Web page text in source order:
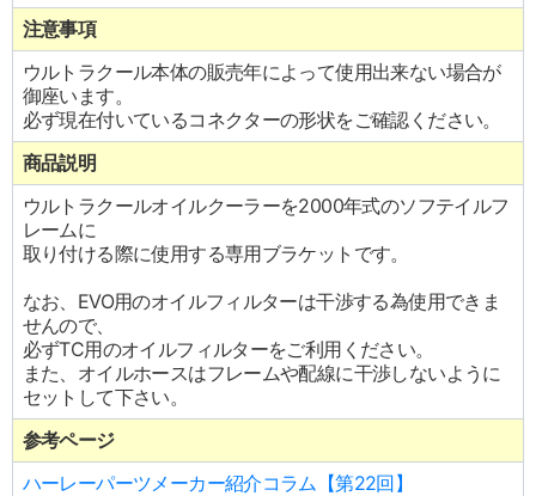
注意事項
ウルトラクール本体の販売年によって使用出来ない場合が
御座います。
必ず現在付いているコネクターの形状をご確認ください。
商品説明
ウルトラクールオイルクーラーを2000年式のソフテイルフ
レームに
取り付ける際に使用する専用ブラケットです。
なお、EVO用のオイルフィルターは干渉する為使用できま
せんので、
必ずTC用のオイルフィルターをご利用ください。
また、オイルホースはフレームや配線に干渉しないように
セットして下さい。
参考ページ
ハーレーパーツメーカー紹介コラム【第22回】